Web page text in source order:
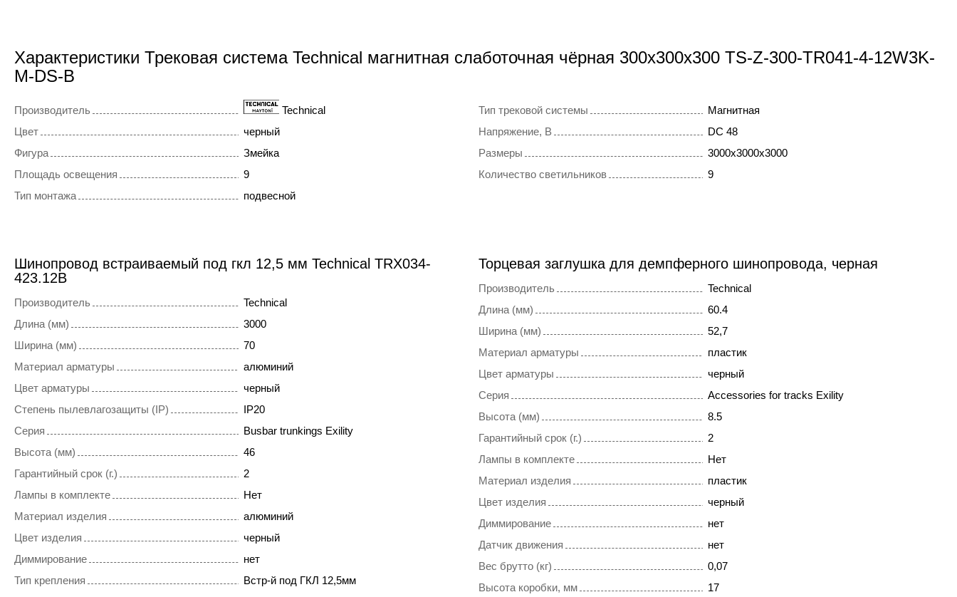
Характеристики Трековая система Technical магнитная слаботочная чёрная 300x300x300 TS-Z-300-TR041-4-12W3K-
M-DS-B
Производитель Technical Тип трековой системы
Магнитная
Цвет
черный Напряжение, В
DC 48
Фигура
Змейка Размеры
3000x3000x3000
Площадь освещения
9 Количество светильников
9
Тип монтажа
подвесной
Шинопровод встраиваемый под гкл 12,5 мм Technical TRX034-
423.12B
Производитель
Technical
Длина (мм)
3000
Ширина (мм)
70
Материал арматуры
алюминий
Цвет арматуры
черный
Степень пылевлагозащиты (IP)
IP20
Серия
Busbar trunkings Exility
Высота (мм)
46
Гарантийный срок (г.)
2
Лампы в комплекте
Нет
Материал изделия
алюминий
Цвет изделия
черный
Диммирование
нет
Тип крепления
Встр-й под ГКЛ 12,5мм
Торцевая заглушка для демпферного шинопровода, черная
Производитель
Technical
Длина (мм)
60.4
Ширина (мм)
52,7
Материал арматуры
пластик
Цвет арматуры
черный
Серия
Accessories for tracks Exility
Высота (мм)
8.5
Гарантийный срок (г.)
2
Лампы в комплекте
Нет
Материал изделия
пластик
Цвет изделия
черный
Диммирование
нет
Датчик движения
нет
Вес брутто (кг)
0,07
Высота коробки, мм
17